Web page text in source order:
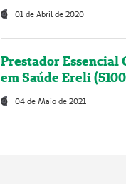
01 de Abril de 2020
Prestador Essencial
em Saúde Ereli
04 de Maio de 2021